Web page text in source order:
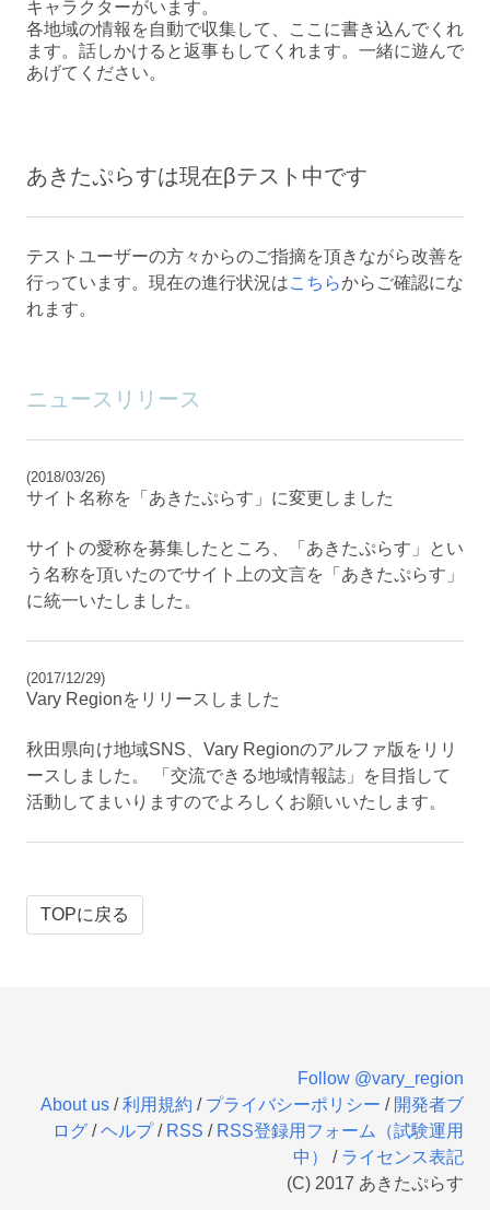
キャラクターがいます。
各地域の情報を自動で収集して、ここに書き込んでくれ
ます。話しかけると返事もしてくれます。一緒に遊んで
あげてください。
あきたぷらすは現在βテスト中です
テストユーザーの方々からのご指摘を頂きながら改善を
行っています。現在の進行状況はこちらからご確認にな
れます。
ニュースリリース
(2018/03/26)
サイト名称を「あきたぷらす」に変更しました
サイトの愛称を募集したところ、「あきたぷらす」とい
う名称を頂いたのでサイト上の文言を「あきたぷらす」
に統一いたしました。
(2017/12/29)
Vary Regionをリリースしました
秋田県向け地域SNS、Vary Regionのアルファ版をリリ
ースしました。 「交流できる地域情報誌」を目指して
活動してまいりますのでよろしくお願いいたします。
TOPに戻る
Follow @vary_region
About us /利用規約 / プライバシーポリシー / 開発者ブ
ログ /ヘルプ/ RSS / RSS登録用フォーム（試験運用
中） / ライセンス表記
(C) 2017 あきたぷらす